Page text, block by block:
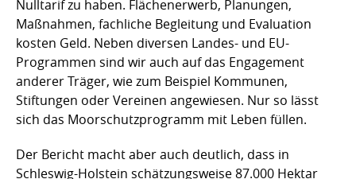
Nulltarif zu haben. Flächenerwerb, Planungen,
Maßnahmen, fachliche Begleitung und Evaluation
kosten Geld. Neben diversen Landes- und EU-
Programmen sind wir auch auf das Engagement
anderer Träger, wie zum Beispiel Kommunen,
Stiftungen oder Vereinen angewiesen. Nur so lässt
sich das Moorschutzprogramm mit Leben füllen.
Der Bericht macht aber auch deutlich, dass in
Schleswig-Holstein schätzungsweise 87.000 Hektar